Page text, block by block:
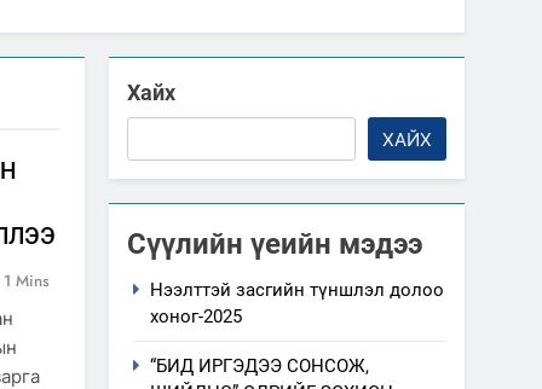
1 Mins
Хайх
ХАЙХ
Сүүлийн үеийн мэдээ
Нээлттэй засгийн түншлэл долоо
хоног-2025
“БИД ИРГЭДЭЭ СОНСОЖ,